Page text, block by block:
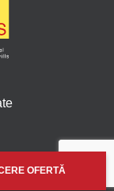
OFERTĂ
Crosspoint.